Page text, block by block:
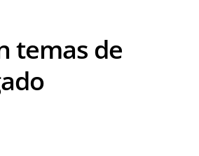
temas de